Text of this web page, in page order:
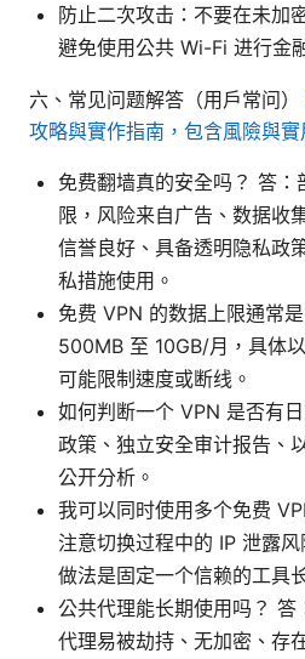
防止二次攻击：不要在未加
避免使用公共 Wi-Fi 进行金
六、常见问题解答（用户常问）
攻略與實作指南，包含風險與
免费翻墙真的安全吗？ 答
限，风险来自广告、数据收
信誉良好、具备透明隐私政
私措施使用。
免费 VPN 的数据上限通常
500MB 至 10GB/月，具体
可能限制速度或断线。
如何判断一个 VPN 是否有
政策、独立安全审计报告、
公开分析。
我可以同时使用多个免费
注意切换过程中的 IP 泄露
做法是固定一个信赖的工具
公共代理能长期使用吗？
代理易被劫持、无加密、存